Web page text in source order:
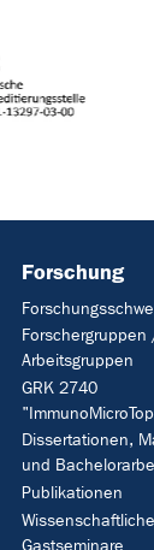
Forschung
Forschergruppen
Arbeitsgruppen
GRK 2740
Dissertationen,
und
Publikationen
Wissenschaftliche
Gastseminare